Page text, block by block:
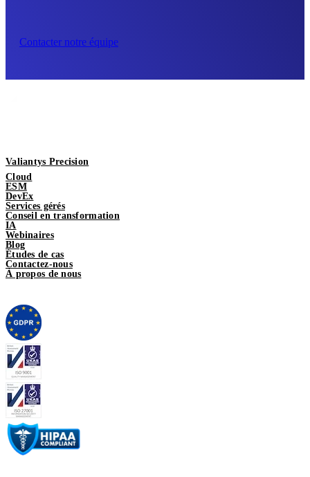
Contacter notre équipe
Valiantys Precision
Cloud
ESM
DevEx
Services gérés
Conseil en transformation
IA
Webinaires
Blog
Études de cas
Contactez-nous
À propos de nous